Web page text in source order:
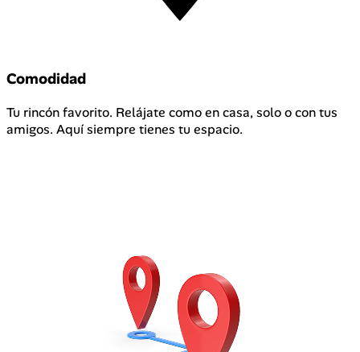
Comodidad
Tu rincón favorito. Relájate como en casa, solo o con tus
amigos. Aquí siempre tienes tu espacio.